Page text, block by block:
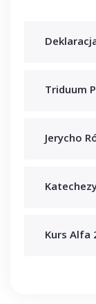
Triduum
Jerycho
Kurs Alfa